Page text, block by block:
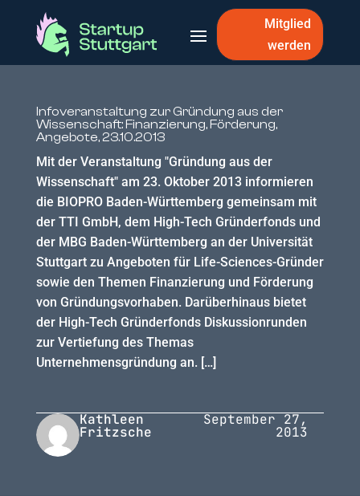
Mitglied
werden
Infoveranstaltung zur Gründung aus der
Wissenschaft: Finanzierung, Förderung,
Angebote, 23.10.2013
Mit der Veranstaltung "Gründung aus der
Wissenschaft" am 23. Oktober 2013 informieren
die BIOPRO Baden-Württemberg gemeinsam mit
der TTI GmbH, dem High-Tech Gründerfonds und
der MBG Baden-Württemberg an der Universität
Stuttgart zu Angeboten für Life-Sciences-Gründer
sowie den Themen Finanzierung und Förderung
von Gründungsvorhaben. Darüberhinaus bietet
der High-Tech Gründerfonds Diskussionrunden
zur Vertiefung des Themas
Unternehmensgründung an. […]
Kathleen
Fritzsche
September 27,
2013